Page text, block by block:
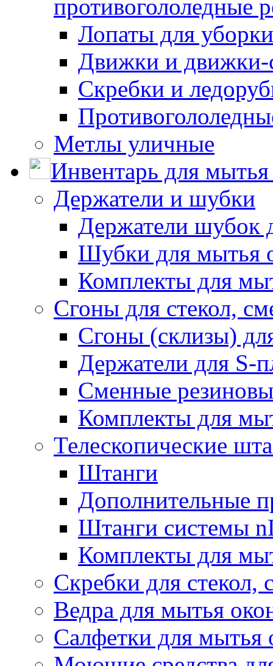
противогололедные
Лопаты для
Движки и движки-
Скребки и
Метлы уличные
Инвентарь для мытья
Держатели и шубки
Держатели шубок
Шубки для мытья
Комплекты для
Сгоны для стекол,
Сгоны (склизы)
Держатели для S-
Сменные
Комплекты для
Телескопические
Штанги
Дополнительные
Штанги системы
Комплекты для
Скребки для стекол,
Ведра для мытья
Салфетки для мытья